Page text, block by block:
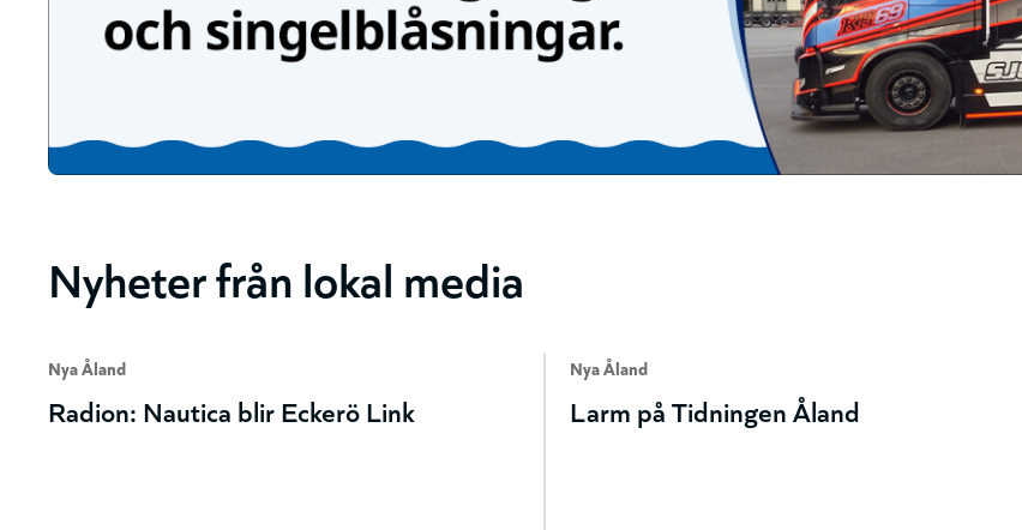
Nyheter från lokal media
Nya Åland
Radion: Nautica blir Eckerö Link
Nya Åland
Larm på Tidningen Åland